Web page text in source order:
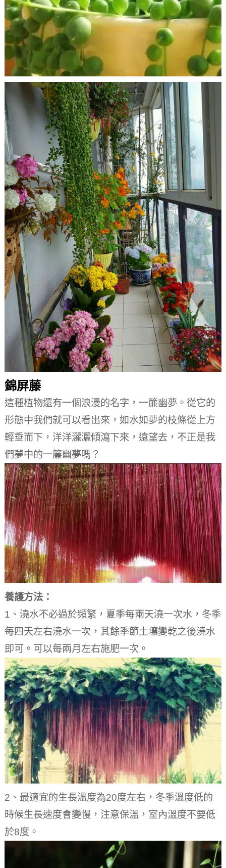
錦屏藤
這種植物還有一個浪漫的名字，一簾幽夢。 從它的
形態中我們就可以看出來，如水如夢的枝條從上方
輕垂而下，洋洋灑灑傾瀉下來，遠望去，不正是我
們夢中的一簾幽夢嗎？
養護方法：
1、澆水不必過於頻繁，夏季每兩天澆一次水，冬季
每四天左右澆水一次，其餘季節土壤變乾之後澆水
即可。 可以每兩月左右施肥一次。
2、最適宜的生長溫度為20度左右，冬季溫度低的
時候生長速度會變慢，注意保溫，室內溫度不要低
於8度。